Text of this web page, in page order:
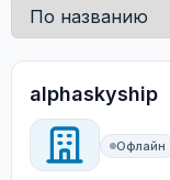
alphaskyship
Офлайн